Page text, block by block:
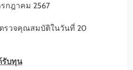
กฎาคม 2567
รวจคุณสมบัติในวันที่ 20
รับทุน